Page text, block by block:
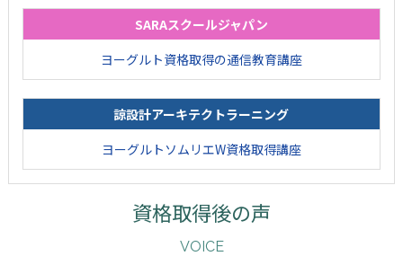
SARAスクールジャパン
ヨーグルト資格取得の通信教育講座
諒設計アーキテクトラーニング
ヨーグルトソムリエW資格取得講座
資格取得後の声
VOICE